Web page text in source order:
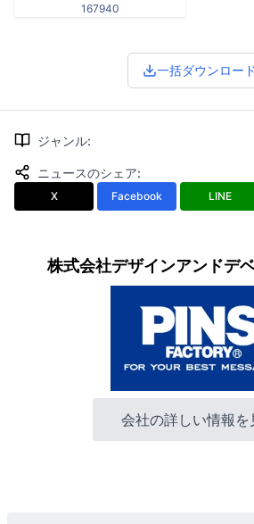
167940
一括ダウンロード
ジャンル:
ニュースのシェア:
X Facebook LINE
株式会社デザインアンドデ
会社の詳しい情報を